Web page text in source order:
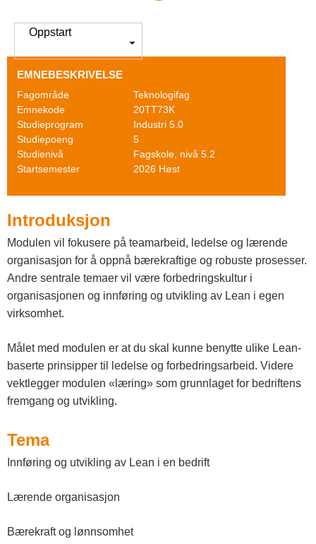
g
F
a
g
s
k
o
l
e
n
I
n
n
l
a
d
t
V
Oppstart
EMNEBESKRIVELSE
Fagområde
Teknologifag
Emnekode
20TT73K
Studieprogram
Industri 5.0
Studiepoeng
5
Studienivå
Fagskole, nivå 5.2
Startsemester
2026 Høst
Introduksjon
Modulen vil fokusere på teamarbeid, ledelse og lærende
organisasjon for å oppnå bærekraftige og robuste prosesser.
Andre sentrale temaer vil være forbedringskultur i
organisasjonen og innføring og utvikling av Lean i egen
virksomhet.
Målet med modulen er at du skal kunne benytte ulike Lean-
baserte prinsipper til ledelse og forbedringsarbeid. Videre
vektlegger modulen «læring» som grunnlaget for bedriftens
fremgang og utvikling.
Tema
Innføring og utvikling av Lean i en bedrift
Lærende organisasjon
Bærekraft og lønnsomhet